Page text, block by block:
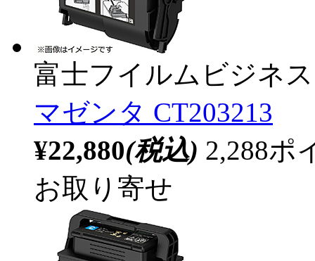
富士フイルムビジネ
マゼンタ CT203213
¥22,880(税込) 2,288ポ
お取り寄せ